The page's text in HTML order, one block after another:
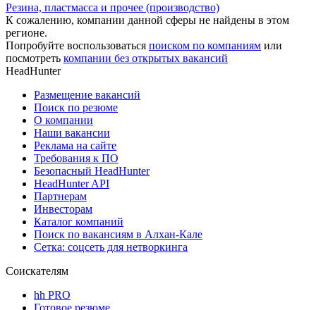
Резина, пластмасса и прочее (производство)
К сожалению, компании данной сферы не найдены в этом
регионе.
Попробуйте воспользоваться поиском по компаниям или
посмотреть компании без открытых вакансий
HeadHunter
Размещение вакансий
Поиск по резюме
О компании
Наши вакансии
Реклама на сайте
Требования к ПО
Безопасный HeadHunter
HeadHunter API
Партнерам
Инвесторам
Каталог компаний
Поиск по вакансиям в Алхан-Кале
Сетка: соцсеть для нетворкинга
Соискателям
hh PRO
Готовое резюме